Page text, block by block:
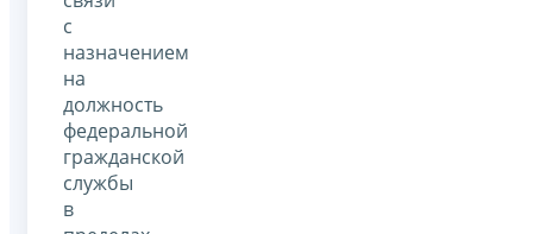
с
назначением
на
должность
федеральной
гражданской
службы
в